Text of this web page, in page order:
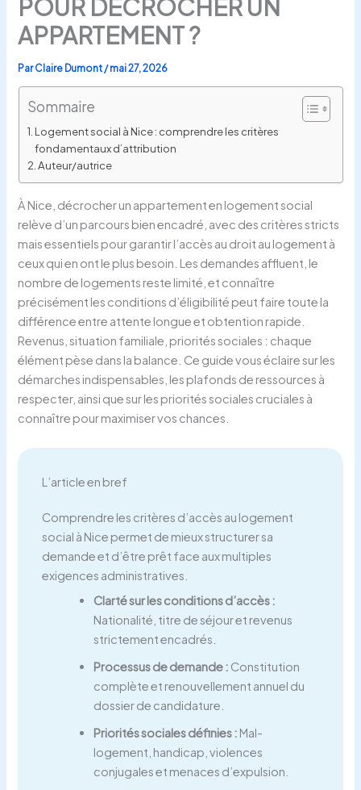
POUR DÉCROCHER UN
APPARTEMENT ?
ParClaire Dumont /mai 27, 2026
Sommaire
Logement social à Nice : comprendre les critères
fondamentaux d’attribution
Auteur/autrice
À Nice, décrocher un appartement en logement social
relève d’un parcours bien encadré, avec des critères stricts
mais essentiels pour garantir l’accès au droit au logement à
ceux qui en ont le plus besoin. Les demandes affluent, le
nombre de logements reste limité, et connaître
précisément les conditions d’éligibilité peut faire toute la
différence entre attente longue et obtention rapide.
Revenus, situation familiale, priorités sociales : chaque
élément pèse dans la balance. Ce guide vous éclaire sur les
démarches indispensables, les plafonds de ressources à
respecter, ainsi que sur les priorités sociales cruciales à
connaître pour maximiser vos chances.
L’article en bref
Comprendre les critères d’accès au logement
social à Nice permet de mieux structurer sa
demande et d’être prêt face aux multiples
exigences administratives.
Clarté sur les conditions d’accès :
Nationalité, titre de séjour et revenus
strictement encadrés.
Processus de demande : Constitution
complète et renouvellement annuel du
dossier de candidature.
Priorités sociales définies : Mal-
logement, handicap, violences
conjugales et menaces d’expulsion.